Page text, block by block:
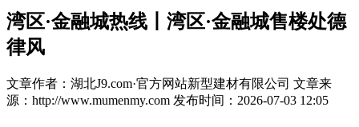
湾区·金融城热线丨湾区·金融城售楼处德
律风
文章作者：湖北J9.com·官方网站新型建材有限公司 文章来
源：http://www.mumenmy.com 发布时间：2026-07-03 12:05